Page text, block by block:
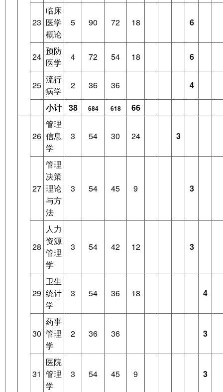
23
临床
医学
概论
5 90 72 18 6
24
预防
医学
4 72 54 18 6
25
流行
病学
2 36 36
4
小计
38 684 618 66
26
管理
信息
学
3 54 30 24 3
27
管理
决策
理论
与方
法
3 54 45 9 3
28
人力
资源
管理
学
3 54 42 12 3
29
卫生
统计
学
3 54 36 18 4
30
药事
管理
学
2 36 36 3
31
医院
管理
学
3 54 45 9 3